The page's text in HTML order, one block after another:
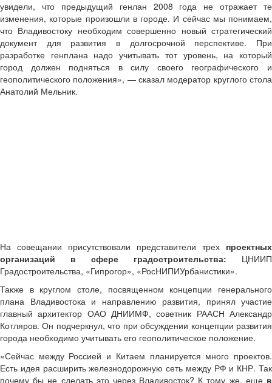
увидели, что предыдущий генлан 2008 года не отражает те
изменения, которые произошли в городе. И сейчас мы понимаем,
что Владивостоку необходим совершенно новый стратегический
документ для развития в долгосрочной перспективе. При
разработке генплана надо учитывать тот уровень, на который
город должен подняться в силу своего географического и
геополитического положения», — сказал модератор круглого стола
Анатолий Мельник.
На совещании присутствовали представители трех проектных
организаций в сфере градостроительства: ЦНИИП
Градостроительства, «Гипрогор», «РосНИПИУрбанистики».
Также в круглом столе, посвященном концепции генерального
плана Владивостока и направлению развития, принял участие
главный архитектор ОАО ДНИИМФ, советник РААСН Александр
Котляров. Он подчеркнул, что при обсуждении концепции развития
города необходимо учитывать его геополитическое положение.
«Сейчас между Россией и Китаем планируется много проектов.
Есть идея расширить железнодорожную сеть между РФ и КНР. Так
почему бы не сделать это через Владивосток? К тому же, еще в